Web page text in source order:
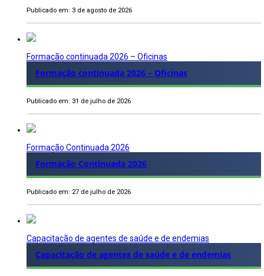
Publicado em: 3 de agosto de 2026
Formação continuada 2026 – Oficinas
Formação continuada 2026 – Oficinas
Publicado em: 31 de julho de 2026
Formação Continuada 2026
Formação Continuada 2026
Publicado em: 27 de julho de 2026
Capacitação de agentes de saúde e de endemias
Capacitação de agentes de saúde e de endemias